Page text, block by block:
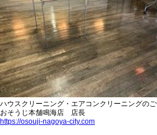
ハウスクリーニング・エアコンクリーニングのご
おそうじ本舗鳴海店 店長
https://osouji-nagoya-city.com